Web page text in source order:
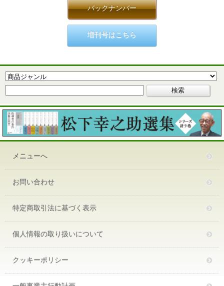
バックナンバー
増刊号はこちら
メニューへ
お問い合わせ
特定商取引法に基づく表示
個人情報の取り扱いについて
クッキーポリシー